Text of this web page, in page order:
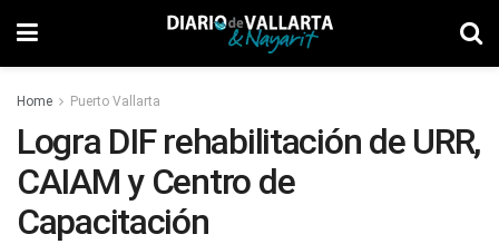
Home Puerto Vallarta
Logra DIF rehabilitación de URR,
CAIAM y Centro de
Capacitación